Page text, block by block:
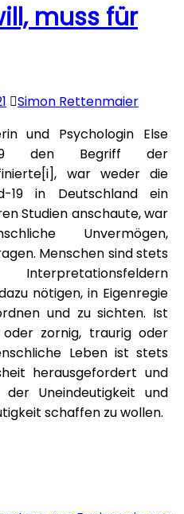
muss für
Simon Rettenmaier
und Psychologin Else
den Begriff der
war weder die
19 in Deutschland ein
Studien anschaute, war
Unvermögen,
Menschen sind stets
nötigen, in Eigenregie
und zu sichten. Ist
zornig, traurig oder
Leben ist stets
herausgefordert und
Uneindeutigkeit und
schaffen zu wollen.